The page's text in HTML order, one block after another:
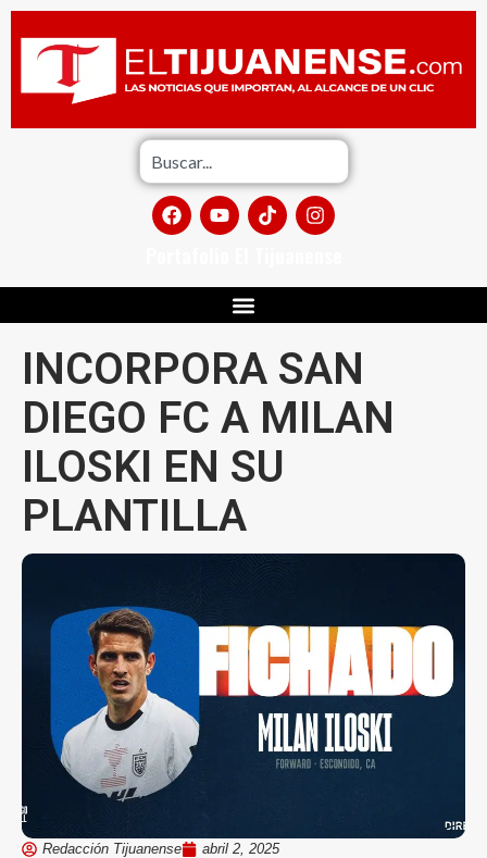
INCORPORA SAN
DIEGO FC A MILAN
ILOSKI EN SU
PLANTILLA
Redacción Tijuanense abril 2, 2025